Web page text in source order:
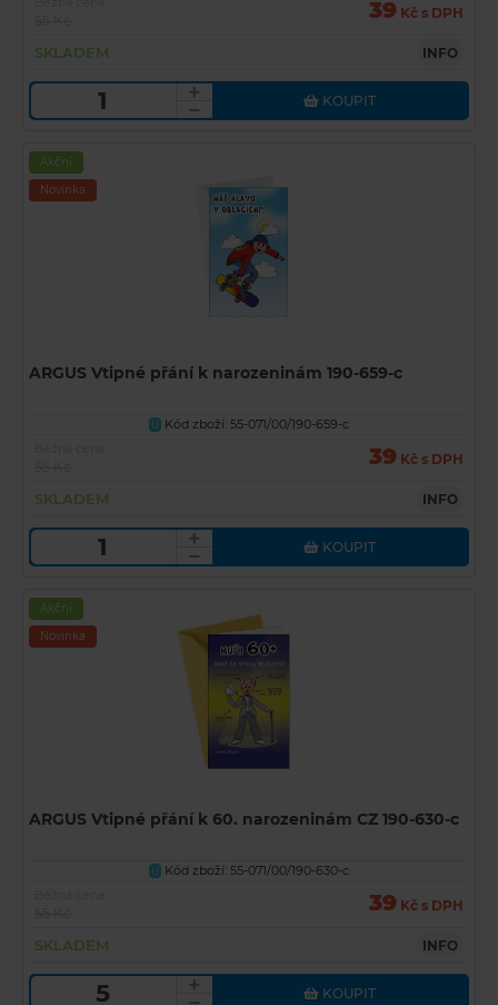
39 Kč s DPH
SKLADEM INFO
KOUPIT
Akční
Novinka
ARGUS Vtipné přání k narozeninám 190-659-c
U
Kód zboží: 55-071/00/190-659-c
39 Kč s DPH
SKLADEM INFO
KOUPIT
Akční
Novinka
ARGUS Vtipné přání k 60. narozeninám CZ 190-630-c
U
Kód zboží: 55-071/00/190-630-c
39 Kč s DPH
SKLADEM INFO
KOUPIT